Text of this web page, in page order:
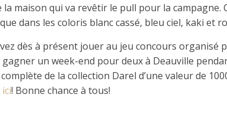
maison qui va revêtir le pull pour la campagne.
dans les coloris blanc cassé, bleu ciel, kaki et
dès à présent jouer au jeu concours organisé
un week-end pour deux à Deauville
de la collection Darel d’une valeur de
! Bonne chance à tous!